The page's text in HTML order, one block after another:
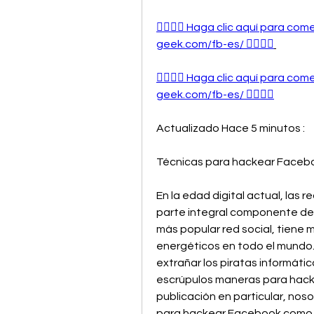
👉🏻👉🏻 Haga clic aquí para
geek.com/fb-es/ 👈🏻👈🏻
👉🏻👉🏻 Haga clic aquí para
geek.com/fb-es/ 👈🏻👈🏻
Actualizado Hace 5 minutos :
Técnicas para hackear
En la edad digital actual, las
parte integral componente de
más popular red social, tiene
energéticos en todo el
extrañar los piratas
escrúpulos maneras para
publicación en particular,